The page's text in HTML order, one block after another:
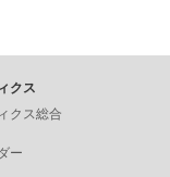
クス
クス総合
ー